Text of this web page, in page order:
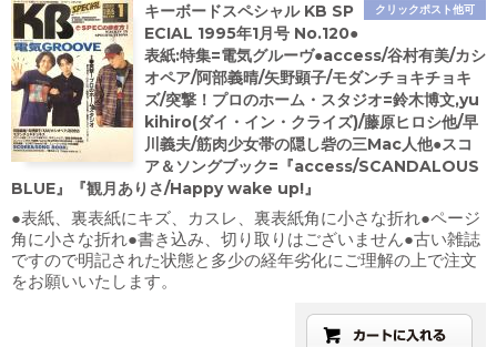
クリックポスト他可
キーボードスペシャル KB SP
ECIAL 1995年1月号 No.120●
表紙:特集=電気グルーヴ●access/谷村有美/カシ
オペア/阿部義晴/矢野顕子/モダンチョキチョキ
ズ/突撃！プロのホーム・スタジオ=鈴木博文,yu
kihiro(ダイ・イン・クライズ)/藤原ヒロシ他/早
川義夫/筋肉少女帯の隠し砦の三Mac人他●スコ
ア＆ソングブック=『access/SCANDALOUS
BLUE』『観月ありさ/Happy wake up!』
●表紙、裏表紙にキズ、カスレ、裏表紙角に小さな折れ●ページ
角に小さな折れ●書き込み、切り取りはございません●古い雑誌
ですので明記された状態と多少の経年劣化にご理解の上で注文
をお願いいたします。